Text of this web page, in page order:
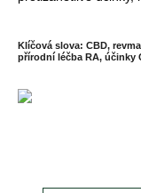
Klíčová slova: CBD,
přírodní léčba RA, účinky